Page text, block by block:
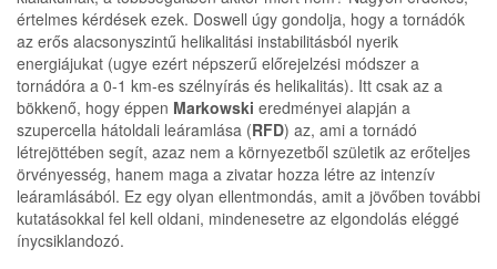
értelmes kérdések ezek. Doswell úgy gondolja, hogy a tornádók
az erős alacsonyszintű helikalitási instabilitásból nyerik
energiájukat (ugye ezért népszerű előrejelzési módszer a
tornádóra a 0-1 km-es szélnyírás és helikalitás). Itt csak az a
bökkenő, hogy éppen Markowski eredményei alapján a
szupercella hátoldali leáramlása (RFD) az, ami a tornádó
létrejöttében segít, azaz nem a környezetből születik az erőteljes
örvényesség, hanem maga a zivatar hozza létre az intenzív
leáramlásából. Ez egy olyan ellentmondás, amit a jövőben további
kutatásokkal fel kell oldani, mindenesetre az elgondolás eléggé
ínycsiklandozó.